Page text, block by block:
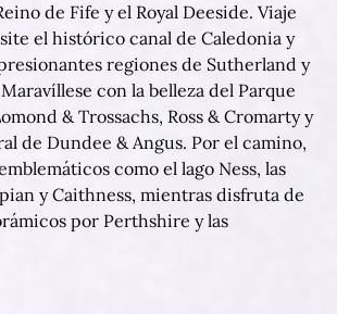
de Fife y el Royal Deeside. Viaje
el histórico canal de Caledonia y
regiones de Sutherland y
con la belleza del Parque
& Trossachs, Ross & Cromarty y
de Dundee & Angus. Por el camino,
como el lago Ness, las
y Caithness, mientras disfruta de
por Perthshire y las